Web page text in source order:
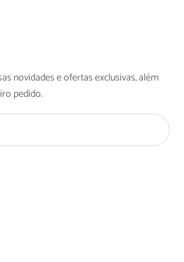
novidades e ofertas exclusivas, além
pedido.